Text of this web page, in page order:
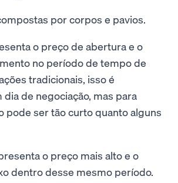
por corpos e pavios.
o preço de abertura e o
no período de tempo de
tradicionais, isso é
de negociação, mas para
pode ser tão curto quanto alguns
o preço mais alto e o
dentro desse mesmo período.